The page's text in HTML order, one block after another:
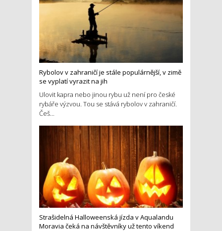
Rybolov v zahraničí je stále populárnější, v zimě
se vyplatí vyrazit na jih
Ulovit kapra nebo jinou rybu už není pro české
rybáře výzvou. Tou se stává rybolov v zahraničí.
Češ...
Strašidelná Halloweenská jízda v Aqualandu
Moravia čeká na návštěvníky už tento víkend